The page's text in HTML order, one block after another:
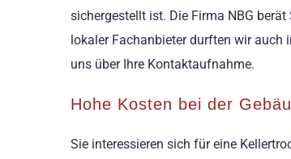
sichergestellt ist. Die Firma NBG
lokaler Fachanbieter durften wir auch
uns über Ihre Kontaktaufnahme.
Hohe Kosten bei der
Sie interessieren sich für eine